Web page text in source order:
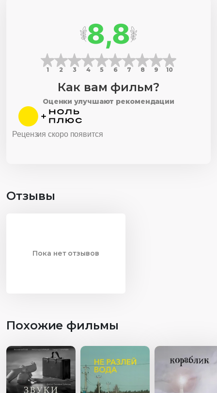
8,8
1 2 3 4 5 6 7 8 9 10
Как вам фильм?
Оценки улучшают рекомендации
Рецензия скоро появится
Отзывы
Пока нет отзывов
Похожие фильмы